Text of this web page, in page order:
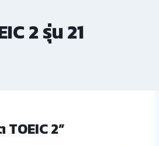
2 รุ่น 21
2”